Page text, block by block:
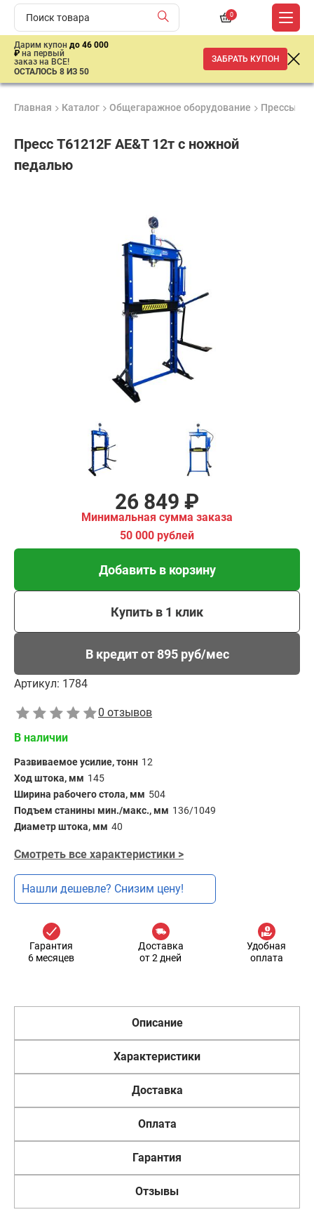
0
Дарим купон до 46 000
₽ на первый
заказ на ВСЕ!
ОСТАЛОСЬ 8 ИЗ 50
ЗАБРАТЬ КУПОН
Главная Каталог Общегаражное оборудование Прессы
Пресс T61212F AE&T 12т с ножной
педалью
от 2 дней
26 849 ₽
Минимальная сумма заказа
50 000 рублей
Добавить в корзину
Купить в 1 клик
В кредит от 895 руб/мес
Артикул: 1784
0 отзывов
В наличии
Развиваемое усилие, тонн 12
Ход штока, мм 145
Ширина рабочего стола, мм 504
Подъем станины мин./макс., мм 136/1049
Диаметр штока, мм 40
Смотреть все характеристики >
Нашли дешевле? Снизим цену!
Гарантия
6 месяцев
Доставка
от 2 дней
Удобная
оплата
Описание
Характеристики
Доставка
Оплата
Гарантия
Отзывы
Добавить в корзину
Купить в 1 клик
В кредит от 895 руб/
мес